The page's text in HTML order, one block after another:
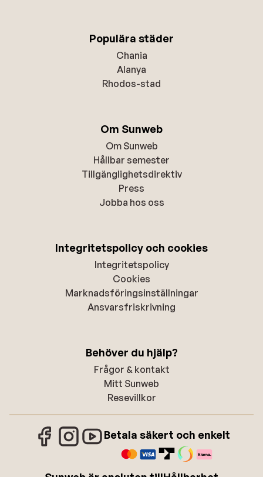
Populära städer
Chania
Alanya
Rhodos-stad
Om Sunweb
Om Sunweb
Hållbar semester
Tillgänglighetsdirektiv
Press
Jobba hos oss
Integritetspolicy och cookies
Integritetspolicy
Cookies
Marknadsföringsinställningar
Ansvarsfriskrivning
Behöver du hjälp?
Frågor & kontakt
Mitt Sunweb
Resevillkor
Betala säkert och enkelt